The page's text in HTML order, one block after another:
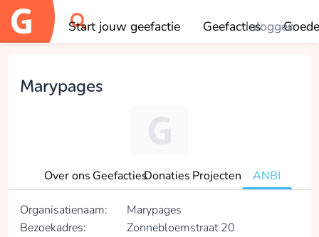
Start jouw geefactie GeefactiesInloggen
OK
Marypages
Over ons GeefactiesDonaties Projecten ANBI
Organisatienaam:
Marypages
Bezoekadres:
Zonnebloemstraat 20